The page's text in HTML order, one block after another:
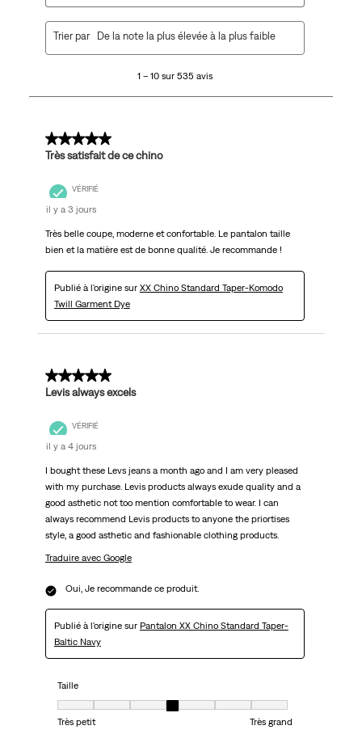
535
1 – 10 sur 535 avis
Trier par De la note la plus élevée à la plus faible
5 sur 5 étoiles.
Très satisfait de ce chino
VÉRIFIÉ
il y a 3 jours
Très belle coupe, moderne et confortable. Le pantalon taille
bien et la matière est de bonne qualité. Je recommande !
Publié à l'origine sur XX Chino Standard Taper-Komodo
Twill Garment Dye
5 sur 5 étoiles.
Levis always excels
VÉRIFIÉ
il y a 4 jours
I bought these Levs jeans a month ago and I am very pleased
with my purchase. Levis products always exude quality and a
good asthetic not too mention comfortable to wear. I can
always recommend Levis products to anyone the priortises
style, a good asthetic and fashionable clothing products.
Traduire avec Google
Oui, Je recommande ce produit.
Publié à l'origine sur Pantalon XX Chino Standard Taper-
Baltic Navy
Taille
Taille, 4 sur 7, où 1 est égal à Très petit et 7 est égal à Très grand
Très petit
Très grand